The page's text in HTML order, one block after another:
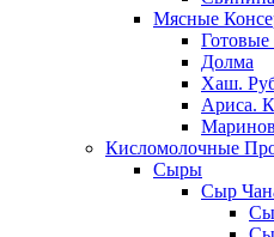
Мясные
Долма
Хаш.
Ариса.
Кисломолочные
Сыры
Сыр